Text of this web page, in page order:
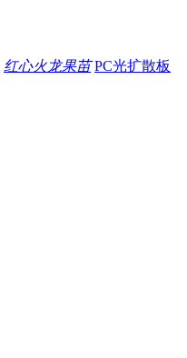
红心火龙果苗 PC光扩散板